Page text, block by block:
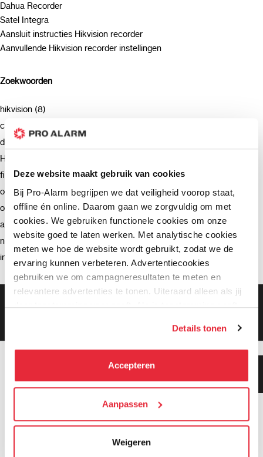
Deze website maakt gebruik van cookies
Bij Pro-Alarm begrijpen we dat veiligheid voorop staat,
offline én online. Daarom gaan we zorgvuldig om met
cookies. We gebruiken functionele cookies om onze
website goed te laten werken. Met analytische cookies
meten we hoe de website wordt gebruikt, zodat we de
ervaring kunnen verbeteren. Advertentiecookies
gebruiken we om campagneresultaten te meten en
relevantere advertenties te tonen. Uiteraard alleen als jij
daar toestemming voor geeft. Als je toestemming geeft,
kunnen deze gegevens combineren met informatie die zij
hebben verzameld via het gebruik van hun diensten. Je
kunt alle cookies accepteren, alleen noodzakelijke
We werken samen met21 derden
die uw gegevens
kunnen ontvangen en verwerken.
Details tonen
Accepteren
Aanpassen
Weigeren
Dahua Recorder
Satel Integra
Aansluit instructies Hikvision recorder
Aanvullende Hikvision recorder instellingen
Zoekwoorden
hikvision (8)
camera (7)
deurbel (4)
Hikvision (3)
firmware (3)
ondersteuning (2)
opnemen (2)
advies (2)
netwerkrecorder (2)
intercom (2)
Klanten geven ons 9.3
gemiddeld!